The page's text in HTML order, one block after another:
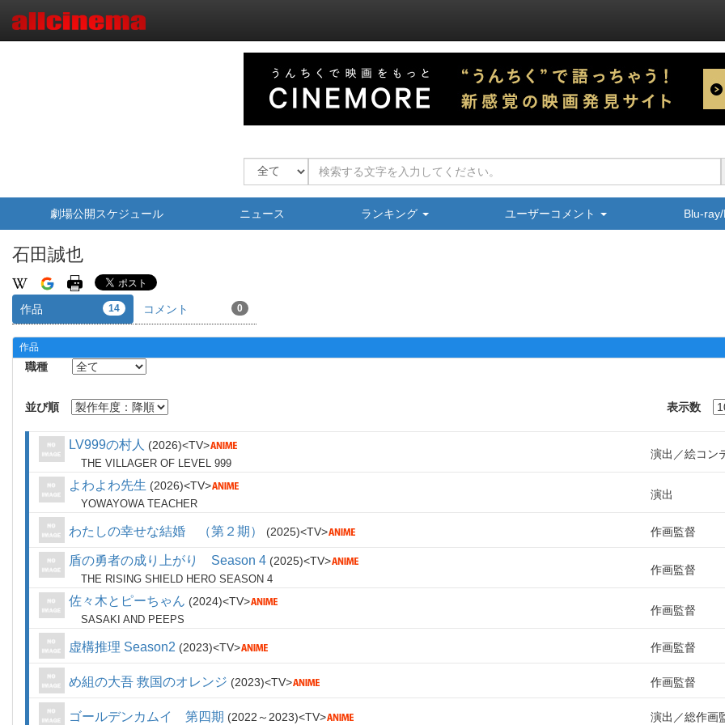
劇場公開スケジュール ニュース ランキング ユーザーコメント Blu-
石田誠也
作品 14 コメント 0
作品
職種
並び順 表示数
LV999の村人 2026 TV
THE VILLAGER OF LEVEL 999
演出 絵コン
よわよわ先生 2026 TV
YOWAYOWA TEACHER
演出
わたしの幸せな結婚 （第２期） 2025 TV 作画監督
盾の勇者の成り上がり Season 4 2025 TV
THE RISING SHIELD HERO SEASON 4
作画監督
佐々木とピーちゃん 2024 TV
SASAKI AND PEEPS
作画監督
虚構推理 Season2 2023 TV 作画監督
め組の大吾 救国のオレンジ 2023 TV 作画監督
ゴールデンカムイ 第四期 2022～2023 TV 演出 総作画